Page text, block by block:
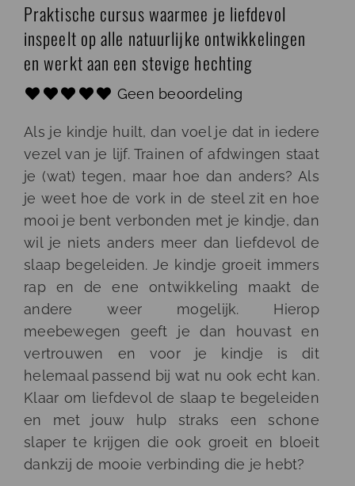
Praktische cursus waarmee je liefdevol
inspeelt op alle natuurlijke ontwikkelingen
en werkt aan een stevige hechting
Geen beoordeling
Als je kindje huilt, dan voel je dat in iedere
vezel van je lijf. Trainen of afdwingen staat
je (wat) tegen, maar hoe dan anders? Als
je weet hoe de vork in de steel zit en hoe
mooi je bent verbonden met je kindje, dan
wil je niets anders meer dan liefdevol de
slaap begeleiden. Je kindje groeit immers
rap en de ene ontwikkeling maakt de
andere weer mogelijk. Hierop
meebewegen geeft je dan houvast en
vertrouwen en voor je kindje is dit
helemaal passend bij wat nu ook echt kan.
Klaar om liefdevol de slaap te begeleiden
en met jouw hulp straks een schone
slaper te krijgen die ook groeit en bloeit
dankzij de mooie verbinding die je hebt?